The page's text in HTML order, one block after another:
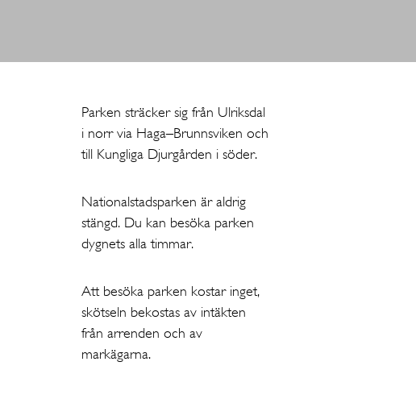
Parken sträcker sig från Ulriksdal
i norr via Haga–Brunnsviken och
till Kungliga Djurgården i söder.
Nationalstadsparken är aldrig
stängd. Du kan besöka parken
dygnets alla timmar.
Att besöka parken kostar inget,
skötseln bekostas av intäkten
från arrenden och av
markägarna.